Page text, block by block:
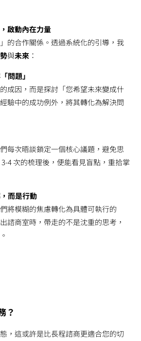
啟動內在力量
的合作關係。透過系統化的引導，我
與未來 ：
問題」
成因，而是探討「您希望未來變成什
驗中的成功例外，將其轉化為解決問
每次晤談鎖定一個核心議題，避免思
4 次的梳理後，便能看見盲點，重拾掌
而是行動
將模糊的焦慮轉化為具體可執行的
諮商室時，帶走的不是沈重的思考，
？
，這或許是比長程諮商更適合您的切